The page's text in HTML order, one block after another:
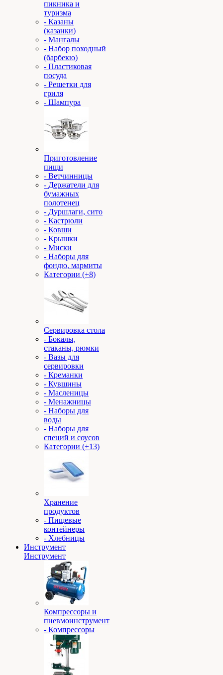
пикника и
туризма
- Казаны
(казанки)
- Мангалы
- Набор походный
(барбекю)
- Пластиковая
посуда
- Решетки для
гриля
- Шампура
Приготовление
пищи
- Ветчинницы
- Держатели для
бумажных
полотенец
- Дуршлаги, сито
- Кастрюли
- Ковши
- Крышки
- Миски
- Наборы для
фондю, мармиты
Категории (+8)
Сервировка стола
- Бокалы,
стаканы, рюмки
- Вазы для
сервировки
- Креманки
- Кувшины
- Масленицы
- Менажницы
- Наборы для
воды
- Наборы для
специй и соусов
Категории (+13)
Хранение
продуктов
- Пищевые
контейнеры
- Хлебницы
Инструмент
Инструмент
Компрессоры и
пневмоинструмент
- Компрессоры